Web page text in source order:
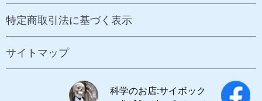
特定商取引法に基づく表示
サイトマップ
科学のお店:サイボック